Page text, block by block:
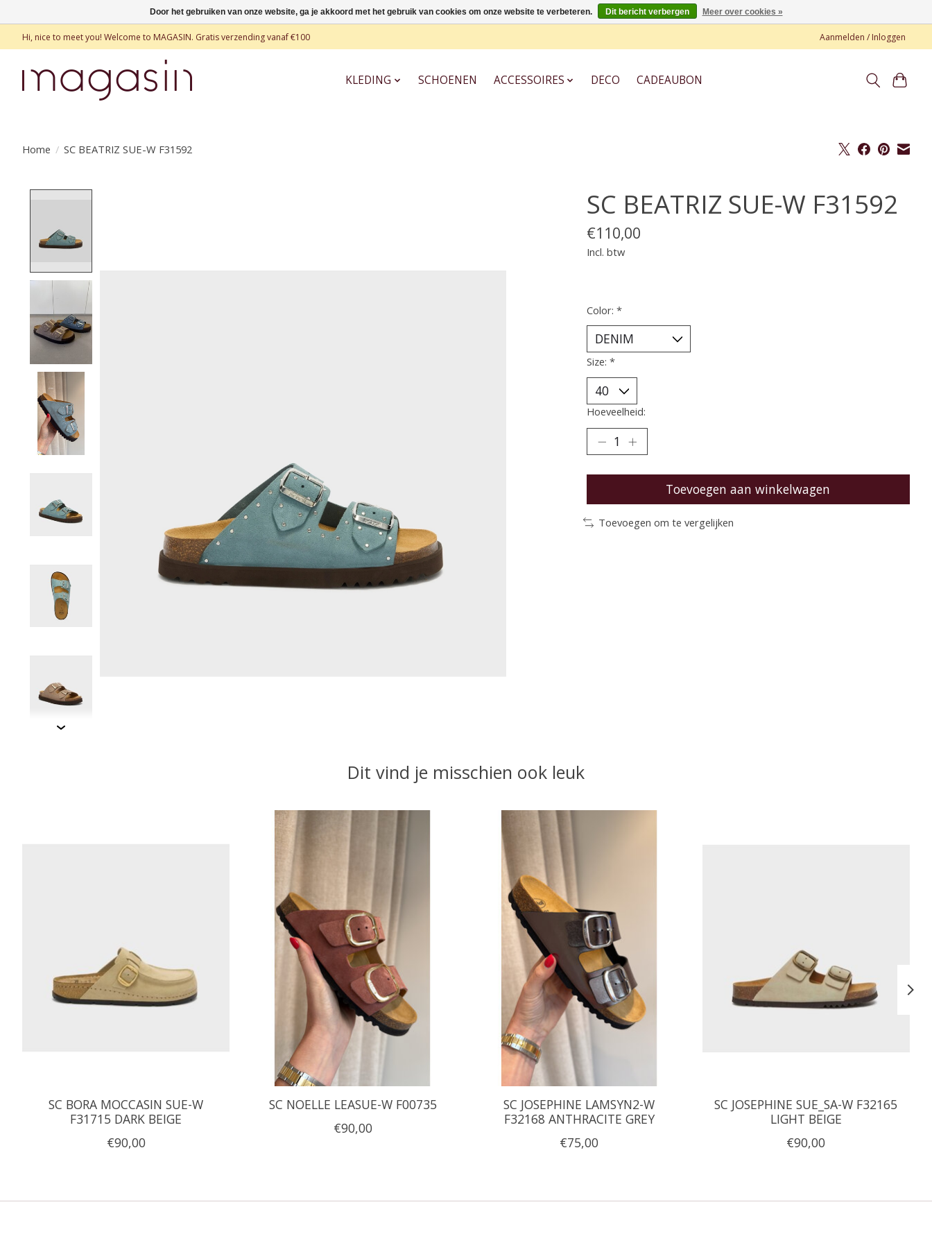
Hi, nice to meet you! Welcome to MAGASIN. Gratis verzending vanaf €100 Aanmelden / Inloggen
KLEDING SCHOENEN ACCESSOIRES DECO CADEAUBON
Home / SC BEATRIZ SUE-W F31592
SC BEATRIZ SUE-W F31592
€110,00
Incl. btw
Color: *
Size: *
Hoeveelheid:
Toevoegen aan winkelwagen
Toevoegen om te vergelijken
Dit vind je misschien ook leuk
SC BORA MOCCASIN SUE-W
F31715 DARK BEIGE
€90,00
SC NOELLE LEASUE-W F00735
€90,00
SC JOSEPHINE LAMSYN2-W
F32168 ANTHRACITE GREY
€75,00
SC JOSEPHINE SUE_SA-W F32165
LIGHT BEIGE
€90,00
Door het gebruiken van onze website, ga je akkoord met het gebruik van cookies om onze website te verbeteren. Dit bericht verbergen Meer over cookies »